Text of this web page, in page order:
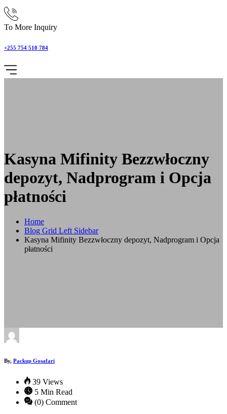
To More Inquiry
+255 754 510 784
Kasyna Mifinity Bezzwłoczny
depozyt, Nadprogram i Opcja
płatności
Home
Blog Grid Left Sidebar
Kasyna Mifinity Bezzwłoczny depozyt, Nadprogram i Opcja
płatności
By, Packup Gosafari
39 Views
5 Min Read
(0) Comment